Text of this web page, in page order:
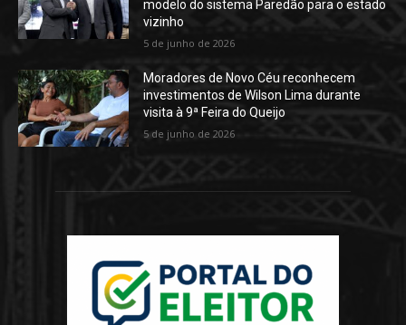
modelo do sistema Paredão para o estado
vizinho
5 de junho de 2026
Moradores de Novo Céu reconhecem
investimentos de Wilson Lima durante
visita à 9ª Feira do Queijo
5 de junho de 2026